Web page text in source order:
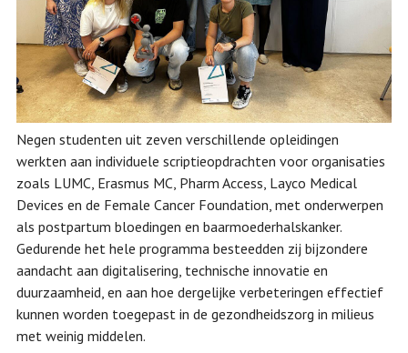
Negen studenten uit zeven verschillende opleidingen
werkten aan individuele scriptieopdrachten voor organisaties
zoals LUMC, Erasmus MC, Pharm Access, Layco Medical
Devices en de Female Cancer Foundation, met onderwerpen
als postpartum bloedingen en baarmoederhalskanker.
Gedurende het hele programma besteedden zij bijzondere
aandacht aan digitalisering, technische innovatie en
duurzaamheid, en aan hoe dergelijke verbeteringen effectief
kunnen worden toegepast in de gezondheidszorg in milieus
met weinig middelen.